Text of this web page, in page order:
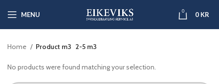
MENU 0 0 KR
Home Product m3 2-5 m3
No products were found matching your selection.